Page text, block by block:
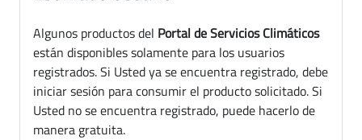
Algunos productos del Portal de Servicios Climáticos
están disponibles solamente para los usuarios
registrados. Si Usted ya se encuentra registrado, debe
iniciar sesión para consumir el producto solicitado. Si
Usted no se encuentra registrado, puede hacerlo de
manera gratuita.